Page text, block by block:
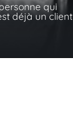
qui
déjà un client